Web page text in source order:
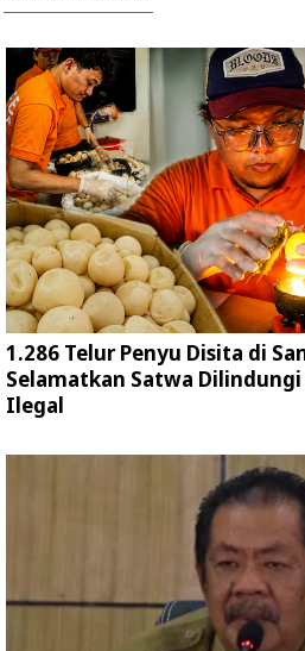
1.286 Telur Penyu Disita di
Selamatkan Satwa
Ilegal